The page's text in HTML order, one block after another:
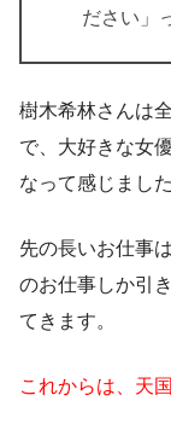
ださい」
樹木希林さんは
で、大好きな女
なって感じました
先の長いお仕事
のお仕事しか引
てきます。
これからは、天